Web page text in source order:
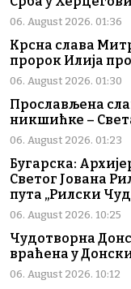
06. August 2026. 01:36
Крсна слава
пророк Илија
06. August 2026. 01:30
Прослављена
никшићке –
06. August 2026. 01:23
Бугарска:
Светог Јована
пута „Рилски
06. August 2026. 10:25
Чудотворна
враћена у
06. August 2026. 10:12